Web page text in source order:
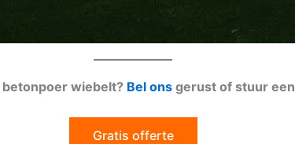
wiebelt? Bel ons gerust of stuur een
Gratis offerte